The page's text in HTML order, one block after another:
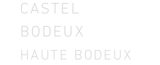
CASTEL
BODEUX
HAUTE BODEUX